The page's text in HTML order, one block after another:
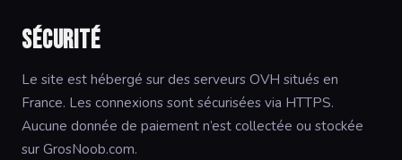
Sécurité
Le site est hébergé sur des serveurs OVH situés en
France. Les connexions sont sécurisées via HTTPS.
Aucune donnée de paiement n’est collectée ou stockée
sur GrosNoob.com.